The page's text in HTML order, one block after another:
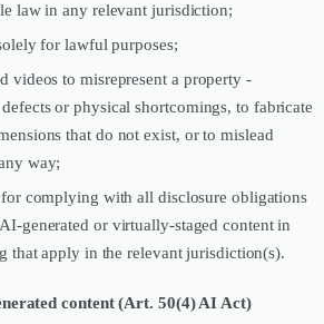
law in any relevant jurisdiction;
for lawful purposes;
videos to misrepresent a property -
or physical shortcomings, to fabricate
that do not exist, or to mislead
way;
complying with all disclosure obligations
generated or virtually-staged content in
that apply in the relevant jurisdiction(s).
content (Art. 50(4) AI Act)